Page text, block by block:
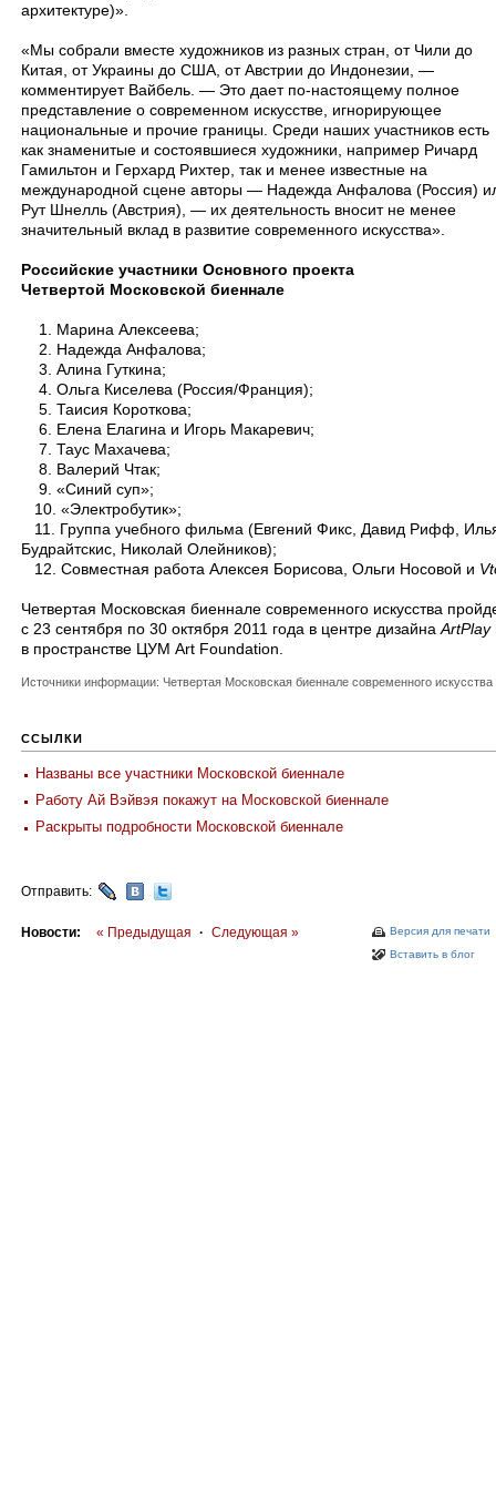
архитектуре)».
«Мы собрали вместе художников из разных стран, от Чили до
Китая, от Украины до США, от Австрии до Индонезии, —
комментирует Вайбель. — Это дает по-настоящему полное
представление о современном искусстве, игнорирующее
национальные и прочие границы. Среди наших участников есть
как знаменитые и состоявшиеся художники, например Ричард
Гамильтон и Герхард Рихтер, так и менее известные на
международной сцене авторы — Надежда Анфалова (Россия)
Рут Шнелль (Австрия), — их деятельность вносит не менее
значительный вклад в развитие современного искусства».
Российские участники Основного проекта
Четвертой Московской биеннале
1. Марина Алексеева;
2. Надежда Анфалова;
3. Алина Гуткина;
4. Ольга Киселева (Россия/Франция);
5. Таисия Короткова;
6. Елена Елагина и Игорь Макаревич;
7. Таус Махачева;
8. Валерий Чтак;
9. «Синий суп»;
10. «Электробутик»;
11. Группа учебного фильма (Евгений Фикс, Давид Рифф,
Будрайтскис, Николай Олейников);
12. Cовместная работа Алексея Борисова, Ольги Носовой и
Четвертая Московская биеннале современного искусства
с 23 сентября по 30 октября 2011 года в центре дизайна ArtPlay
в пространстве ЦУМ Art Foundation.
Источники информации: Четвертая Московская биеннале современного искусства
ССЫЛКИ
Названы все участники Московской биеннале
Работу Ай Вэйвэя покажут на Московской биеннале
Раскрыты подробности Московской биеннале
Отправить:
Версия для печати
Вставить в блог
Новости: « Предыдущая · Следующая »